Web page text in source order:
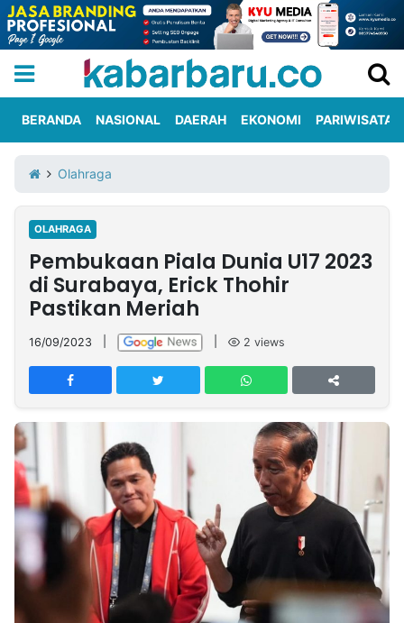
Iklan
Berita
Kami
Nasional
International
Olahraga
Entertainment
Daerah
Pariwisata
Kuliner
Kolom
Network
PT
TREETAN
INDONESIA
Partner
Insight
Suara
Time
Lens
Daily
Jogja
Jalan
Rakyat
Idealita
News
Kita
Notice
Dinamikapost.com
Radar
Seedbacklink
Kabarbaru
BERANDA NASIONAL DAERAH EKONOMI PARIWISATA
Olahraga
OLAHRAGA
Pembukaan Piala Dunia U17 2023
di Surabaya, Erick Thohir
Pastikan Meriah
16/09/2023 2 views